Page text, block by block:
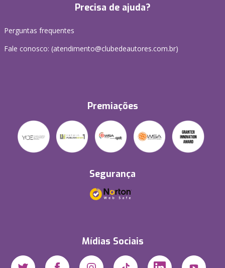
Precisa de ajuda?
Perguntas frequentes
Fale conosco: (atendimento@clubedeautores.com.br)
Premiações
Segurança
Mídias Sociais